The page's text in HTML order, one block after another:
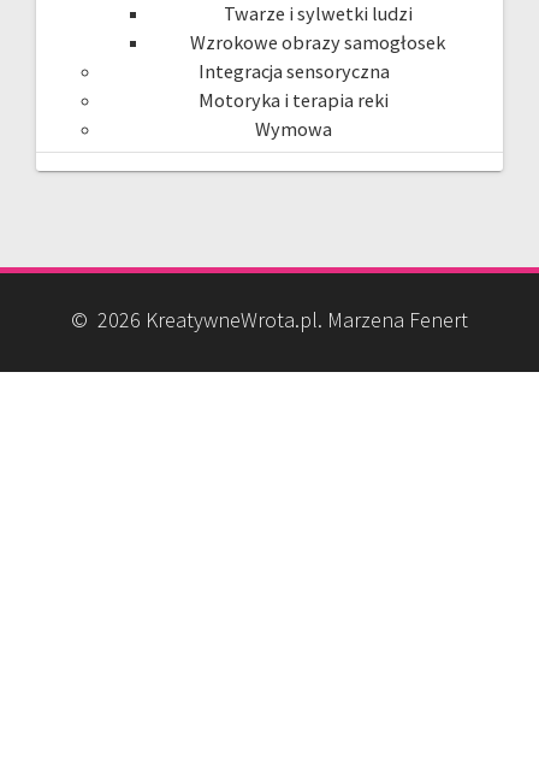
Twarze i sylwetki ludzi
Wzrokowe obrazy samogłosek
Integracja sensoryczna
Motoryka i terapia reki
Wymowa
© 2026 KreatywneWrota.pl. Marzena Fenert